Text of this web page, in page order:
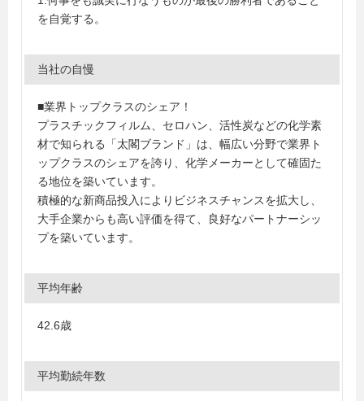
を自覚する。
当社の自慢
■業界トップクラスのシェア！
プラスチックフィルム、セロハン、活性炭などの化学素
材で知られる「太閣ブランド」は、幅広い分野で業界ト
ップクラスのシェアを誇り、化学メーカーとして確固た
る地位を築いています。
積極的な新商品投入によりビジネスチャンスを拡大し、
大手企業からも高い評価を得て、良好なパートナーシッ
プを築いています。
平均年齢
42.6歳
平均勤続年数